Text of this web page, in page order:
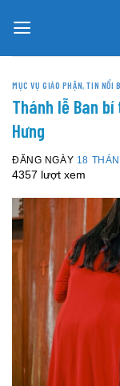
MỤC VỤ GIÁO PHẬN,TIN NỔI
Thánh lễ Ban
Hưng
ĐĂNG NGÀY 18
4357 lượt xem